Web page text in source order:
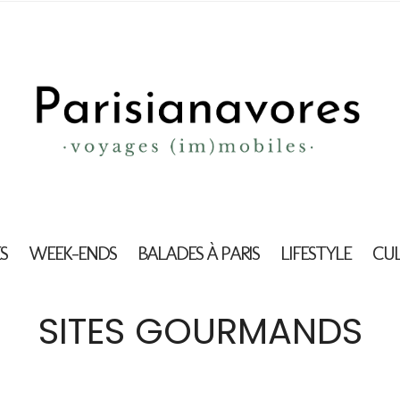
WEEK-ENDS BALADES À PARIS LIFESTYLE
SITES GOURMANDS